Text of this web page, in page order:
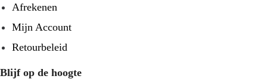
Afrekenen
Mijn Account
Retourbeleid
Blijf op de hoogte